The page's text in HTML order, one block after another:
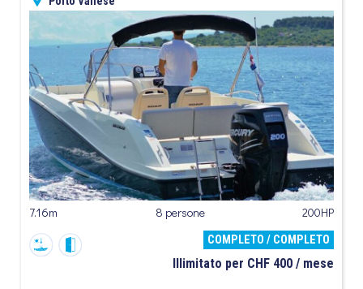
7.16m 8 persone 200HP
COMPLETO / COMPLETO
Illimitato per CHF 400 / mese